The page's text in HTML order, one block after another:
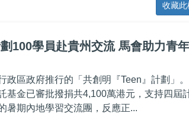
收藏此
100學員赴貴州交流 馬會助力青年
區政府推行的「共創明『Teen』計劃」。
基金已審批撥捐共4,100萬港元，支持四屆
暑期內地學習交流團，反應正...